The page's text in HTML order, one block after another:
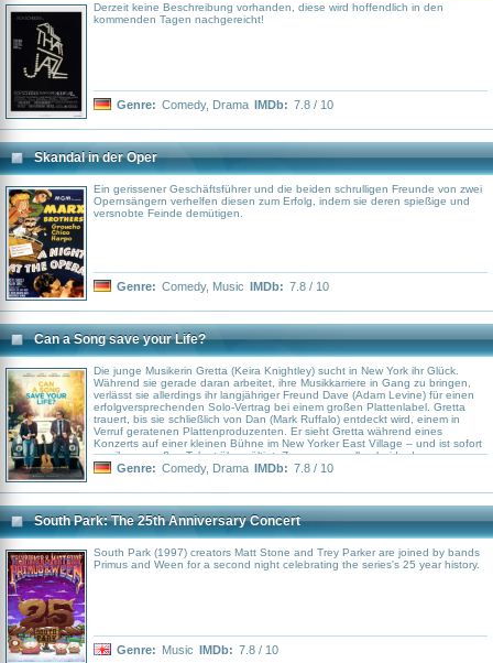
Derzeit keine Beschreibung vorhanden, diese wird hoffendlich in den
kommenden Tagen nachgereicht!
Genre: Comedy, Drama IMDb: 7.8 / 10
Skandal in der Oper
Ein gerissener Geschäftsführer und die beiden schrulligen Freunde von zwei
Opernsängern verhelfen diesen zum Erfolg, indem sie deren spießige und
versnobte Feinde demütigen.
Genre: Comedy, Music IMDb: 7.8 / 10
Can a Song save your Life?
Die junge Musikerin Gretta (Keira Knightley) sucht in New York ihr Glück.
Während sie gerade daran arbeitet, ihre Musikkarriere in Gang zu bringen,
verlässt sie allerdings ihr langjähriger Freund Dave (Adam Levine) für einen
erfolgversprechenden Solo-Vertrag bei einem großen Plattenlabel. Gretta
trauert, bis sie schließlich von Dan (Mark Ruffalo) entdeckt wird, einem in
Verruf geratenen Plattenproduzenten. Er sieht Gretta während eines
Konzerts auf einer kleinen Bühne im New Yorker East Village – und ist sofort
von ihrem großen Talent überwältigt. Zusammen wollen beide den
Neuanfang stemmen. Sie arbeiten an einem Album, das sie an quirligen
und Dan schnell näher. Aus der glücklichen Begegnung entsteht eine
Beziehung gegenseitiger Unterstützung und Bestätigung, die nicht nur das
Leben der begabten Musikerin, sondern auch den strauchelnden
Produzenten grundlegend verändert...
Genre: Comedy, Drama IMDb: 7.8 / 10
South Park: The 25th Anniversary Concert
South Park (1997) creators Matt Stone and Trey Parker are joined by bands
Primus and Ween for a second night celebrating the series's 25 year history.
Genre: Music IMDb: 7.8 / 10